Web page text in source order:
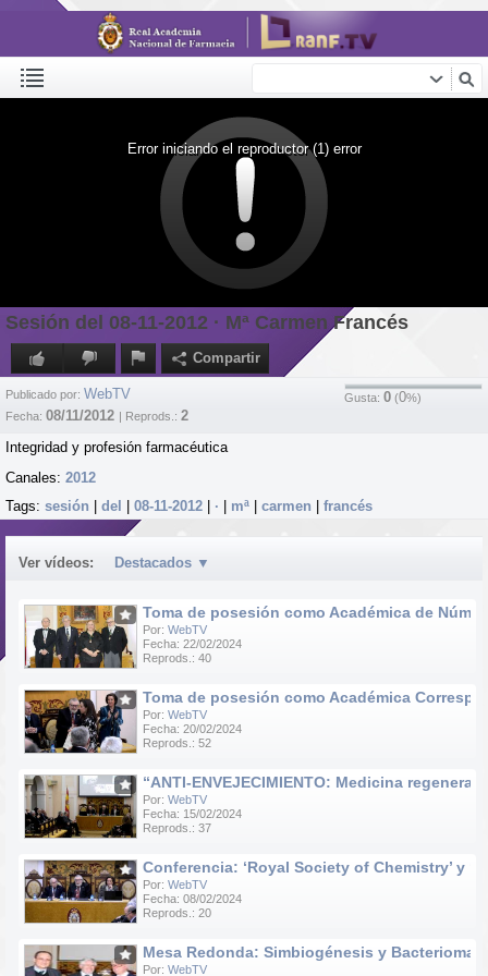
Error iniciando el reproductor (1) error
Sesión del 08-11-2012 · Mª Carmen Francés
Compartir
Gusta: 0 (0%)
Publicado por: WebTV
Fecha: 08/11/2012 | Reprods.: 2
Integridad y profesión farmacéutica
Canales: 2012
Tags: sesión del 08-11-2012 · mª carmen francés
Ver vídeos: Destacados ▼
Toma de posesión como Académica de
Por: WebTV
Fecha: 22/02/2024
Reprods.: 40
Toma de posesión como Académica
Por: WebTV
Fecha: 20/02/2024
Reprods.: 52
“ANTI-ENVEJECIMIENTO: Medicina
Por: WebTV
Fecha: 15/02/2024
Reprods.: 37
Conferencia: ‘Royal Society of Chemistry’ y
Por: WebTV
Fecha: 08/02/2024
Reprods.: 20
Mesa Redonda: Simbiogénesis y Bacteriomas
Por: WebTV